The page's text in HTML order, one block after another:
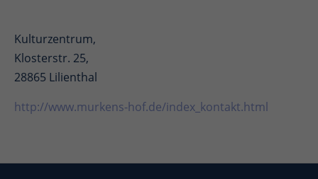
Kulturzentrum,
Klosterstr. 25,
28865 Lilienthal
http://www.murkens-hof.de/index_kontakt.html